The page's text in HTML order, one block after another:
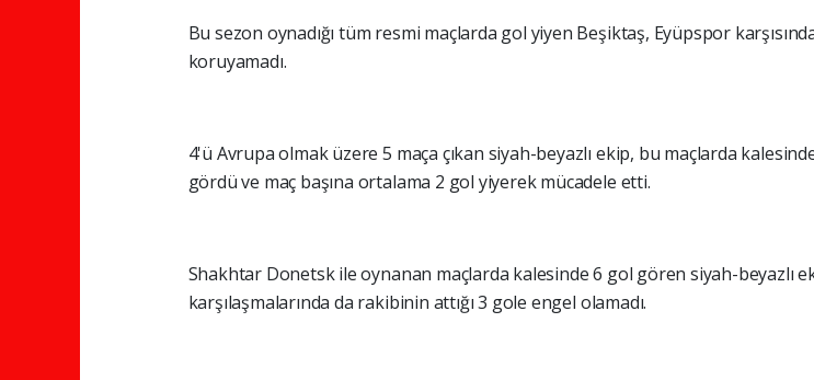
Bu sezon oynadığı tüm resmi maçlarda gol yiyen Beşiktaş, Eyüpspor
koruyamadı.
4'ü Avrupa olmak üzere 5 maça çıkan siyah-beyazlı ekip, bu maçlarda
gördü ve maç başına ortalama 2 gol yiyerek mücadele etti.
Shakhtar Donetsk ile oynanan maçlarda kalesinde 6 gol gören siyah-beyazlı
karşılaşmalarında da rakibinin attığı 3 gole engel olamadı.